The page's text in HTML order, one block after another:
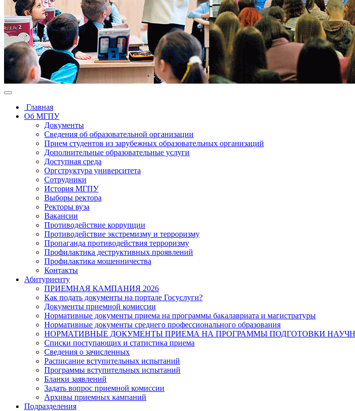
Главная
Об МГПУ
Документы
Сведения об образовательной организации
Прием студентов из зарубежных образовательных организаций
Дополнительные образовательные услуги
Доступная среда
Оргструктура университета
Сотрудники
История МГПУ
Выборы ректора
Ректоры вуза
Вакансии
Противодействие коррупции
Противодействие экстремизму и терроризму
Пропаганда противодействия терроризму
Профилактика деструктивных проявлений
Профилактика мошенничества
Контакты
Абитуриенту
ПРИЕМНАЯ КАМПАНИЯ 2026
Как подать документы на портале Госуслуги?
Документы приемной комиссии
Нормативные документы приема на программы бакалавриата и магистратуры
Нормативные документы среднего профессионального образования
НОРМАТИВНЫЕ ДОКУМЕНТЫ ПРИЕМА НА ПРОГРАММЫ ПОДГОТОВКИ
Списки поступающих и статистика приема
Сведения о зачисленных
Расписание вступительных испытаний
Программы вступительных испытаний
Бланки заявлений
Задать вопрос приемной комиссии
Архивы приемных кампаний
Подразделения